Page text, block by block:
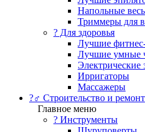
Напольные
Триммеры для
? Для здоровья
Лучшие
Лучшие умные
Электрические
Ирригаторы
Массажеры
?‍♂️ Строительство и ремонт
Главное меню
?️ Инструменты